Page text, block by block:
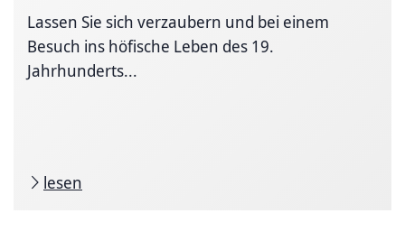
Lassen Sie sich verzaubern und bei einem
Besuch ins höfische Leben des 19.
Jahrhunderts...
lesen